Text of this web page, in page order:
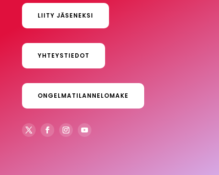
LIITY JÄSENEKSI
YHTEYSTIEDOT
ONGELMATILANNELOMAKE